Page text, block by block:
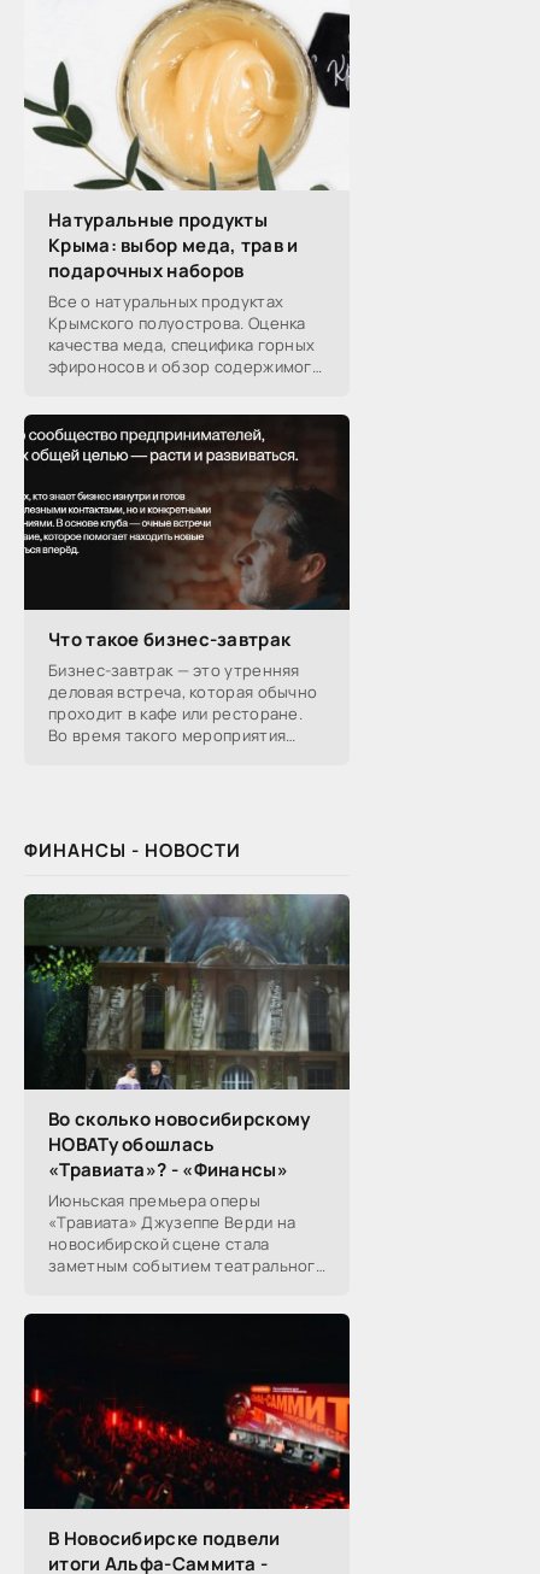
Натуральные продукты
Крыма: выбор меда, трав и
подарочных наборов
Все о натуральных продуктах
Крымского полуострова. Оценка
качества меда, специфика горных
эфироносов и обзор содержимого
производителей.
Что такое бизнес-завтрак
Бизнес-завтрак — это утренняя
деловая встреча, которая обычно
проходит в кафе или ресторане.
Во время такого мероприятия
ФИНАНСЫ - НОВОСТИ
Во сколько новосибирскому
НОВАТу обошлась
«Травиата»? - «Финансы»
Июньская премьера оперы
«Травиата» Джузеппе Верди на
новосибирской сцене стала
заметным событием театрального
Посетители НОВАТа, с которыми
В Новосибирске подвели
итоги Альфа-Саммита -